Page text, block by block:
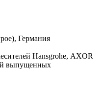
Германия
Hansgrohe, AXOR
выпущенных